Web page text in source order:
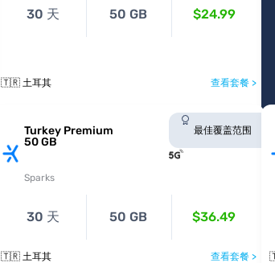
30 天 50 GB $24.99
🇹🇷 土耳其 查看套餐 >
Turkey Premium
50 GB
Sparks
最佳覆盖范围
30 天 50 GB $36.49
🇹🇷 土耳其 查看套餐 >